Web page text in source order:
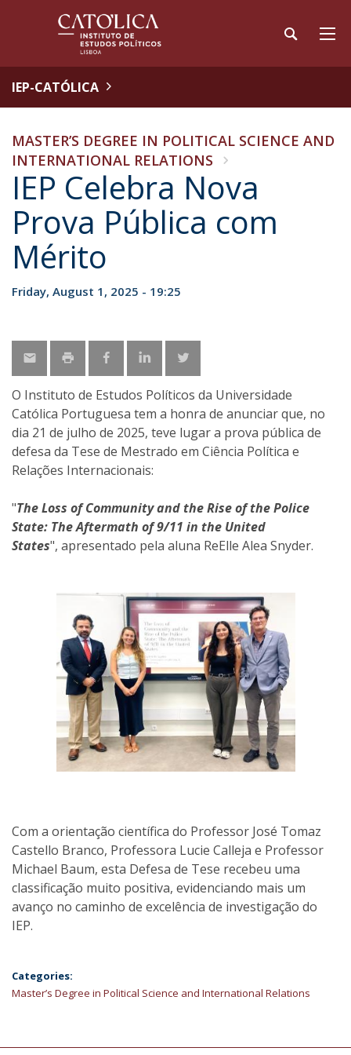
IEP-CATÓLICA
MASTER’S DEGREE IN POLITICAL SCIENCE AND
INTERNATIONAL RELATIONS
IEP Celebra Nova
Prova Pública com
Mérito
Friday, August 1, 2025 - 19:25
O Instituto de Estudos Políticos da Universidade
Católica Portuguesa tem a honra de anunciar que, no
dia 21 de julho de 2025, teve lugar a prova pública de
defesa da Tese de Mestrado em Ciência Política e
Relações Internacionais:
"The Loss of Community and the Rise of the Police
State: The Aftermath of 9/11 in the United
States", apresentado pela aluna ReElle Alea Snyder.
Com a orientação científica do Professor José Tomaz
Castello Branco, Professora Lucie Calleja e Professor
Michael Baum, esta Defesa de Tese recebeu uma
classificação muito positiva, evidenciando mais um
avanço no caminho de excelência de investigação do
IEP.
Categories:
Master’s Degree in Political Science and International Relations